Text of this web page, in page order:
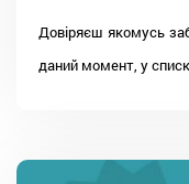
Довіряєш якомусь
даний момент, у